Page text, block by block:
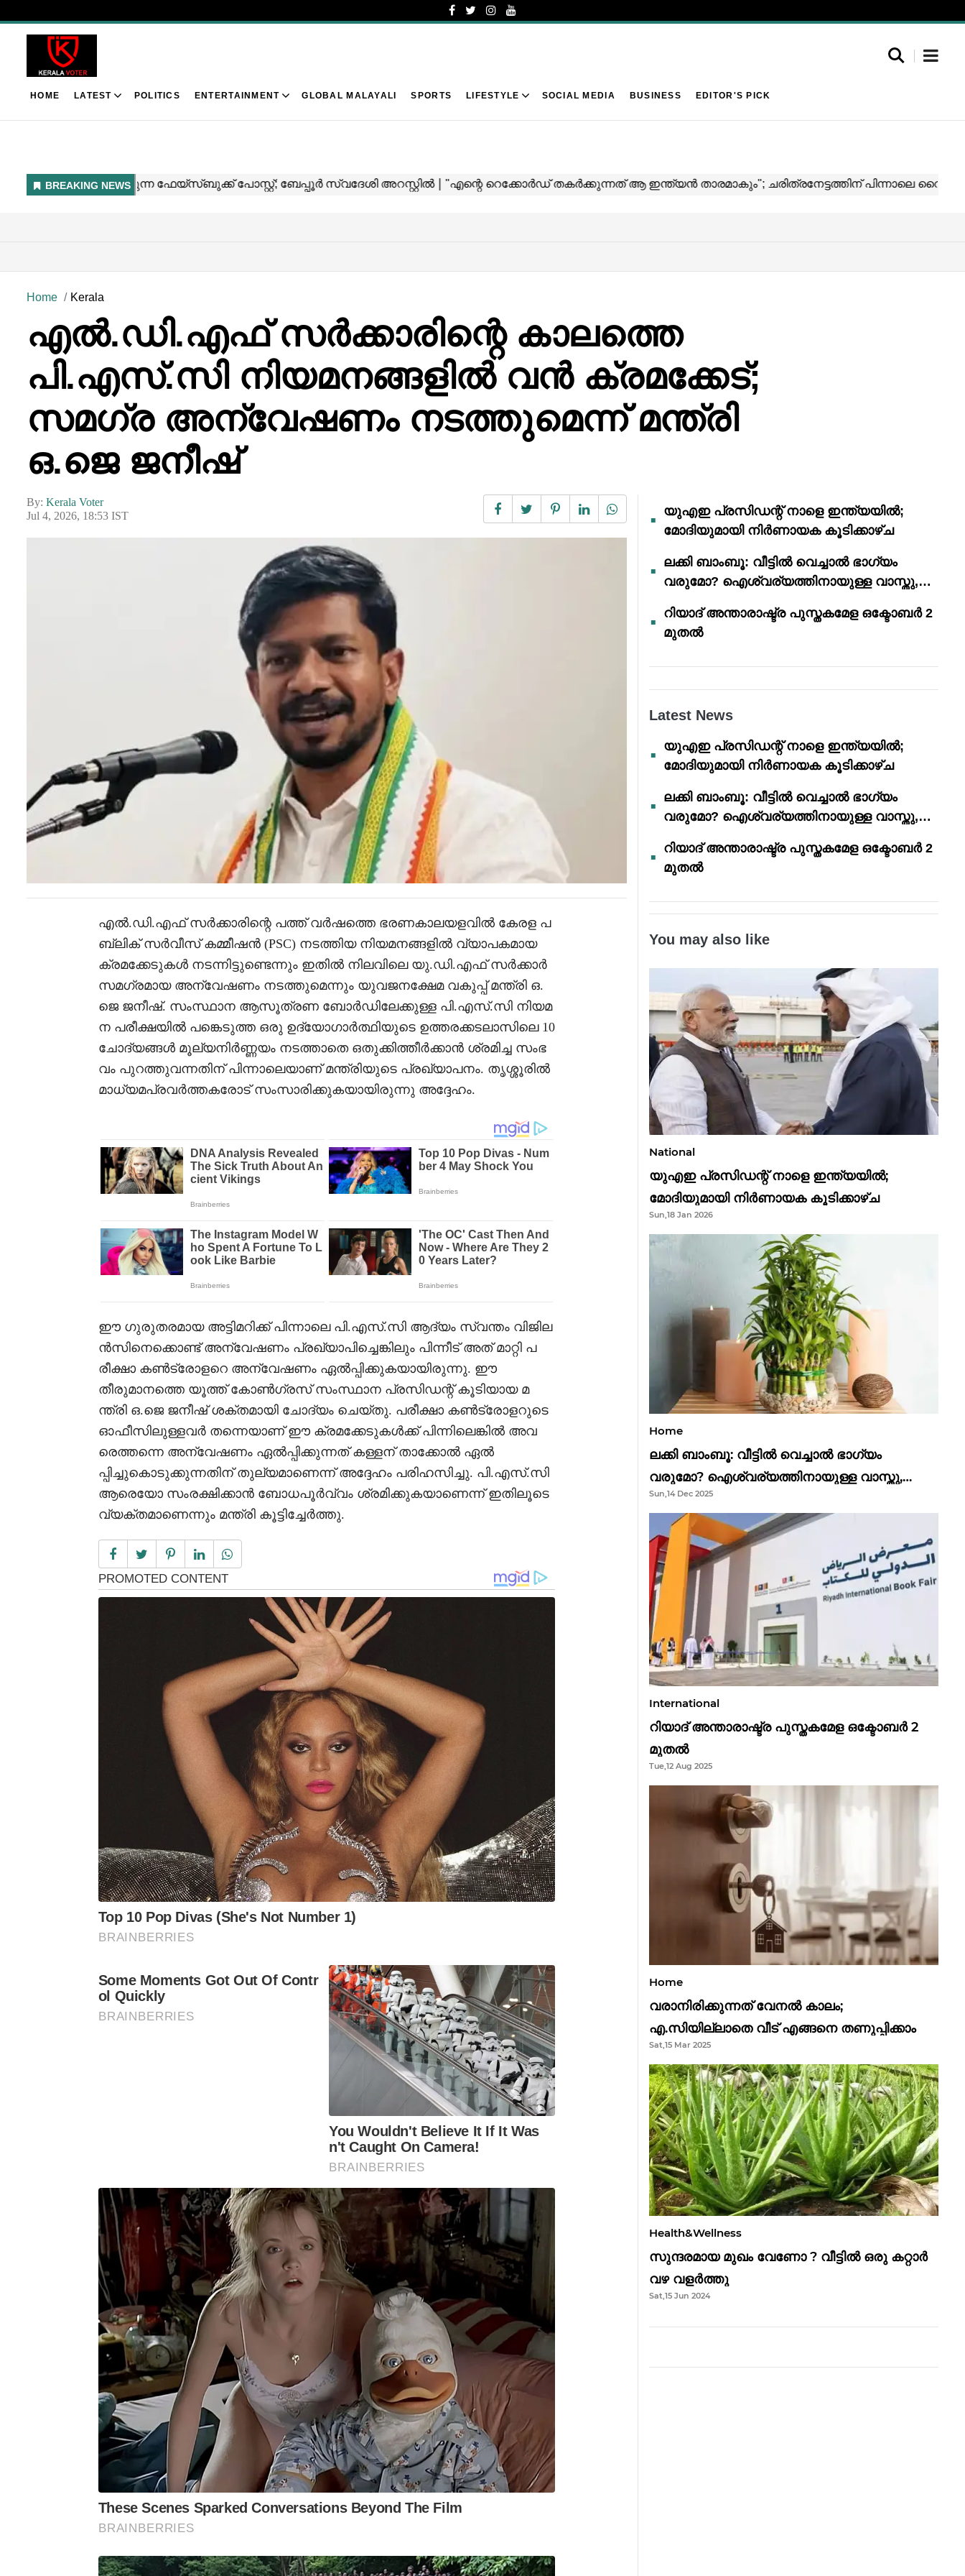
HOME LATEST POLITICS ENTERTAINMENT GLOBAL MALAYALI SPORTS LIFESTYLE SOCIAL MEDIA BUSINESS EDITOR'S PICK
Home Kerala
എൽ.ഡി.എഫ് സർക്കാരിന്റെ കാലത്തെ
പി.എസ്.സി നിയമനങ്ങളിൽ വൻ ക്രമക്കേട്;
സമഗ്ര അന്വേഷണം നടത്തുമെന്ന് മന്ത്രി
ഒ.ജെ ജനീഷ്
By: Kerala Voter
Jul 4, 2026, 18:53 IST
എൽ.ഡി.എഫ് സർക്കാരിന്റെ പത്ത് വർഷത്തെ ഭരണകാലയളവിൽ കേരള പ
ബ്ലിക് സർവീസ് കമ്മീഷൻ (PSC) നടത്തിയ നിയമനങ്ങളിൽ വ്യാപകമായ
ക്രമക്കേടുകൾ നടന്നിട്ടുണ്ടെന്നും ഇതിൽ നിലവിലെ യു.ഡി.എഫ് സർക്കാർ
സമഗ്രമായ അന്വേഷണം നടത്തുമെന്നും യുവജനക്ഷേമ വകുപ്പ് മന്ത്രി ഒ.
ജെ ജനീഷ്. സംസ്ഥാന ആസൂത്രണ ബോർഡിലേക്കുള്ള പി.എസ്.സി നിയമ
ന പരീക്ഷയിൽ പങ്കെടുത്ത ഒരു ഉദ്യോഗാർത്ഥിയുടെ ഉത്തരക്കടലാസിലെ 10
ചോദ്യങ്ങൾ മൂല്യനിർണ്ണയം നടത്താതെ ഒതുക്കിത്തീർക്കാൻ ശ്രമിച്ച സംഭ
വം പുറത്തുവന്നതിന് പിന്നാലെയാണ് മന്ത്രിയുടെ പ്രഖ്യാപനം. തൃശ്ശൂരിൽ
മാധ്യമപ്രവർത്തകരോട് സംസാരിക്കുകയായിരുന്നു അദ്ദേഹം.
ഈ ഗുരുതരമായ അട്ടിമറിക്ക് പിന്നാലെ പി.എസ്.സി ആദ്യം സ്വന്തം വിജില
ൻസിനെക്കൊണ്ട് അന്വേഷണം പ്രഖ്യാപിച്ചെങ്കിലും പിന്നീട് അത് മാറ്റി പ
രീക്ഷാ കൺട്രോളറെ അന്വേഷണം ഏൽപ്പിക്കുകയായിരുന്നു. ഈ
തീരുമാനത്തെ യൂത്ത് കോൺഗ്രസ് സംസ്ഥാന പ്രസിഡന്റ് കൂടിയായ മ
ന്ത്രി ഒ.ജെ ജനീഷ് ശക്തമായി ചോദ്യം ചെയ്തു. പരീക്ഷാ കൺട്രോളറുടെ
ഓഫീസിലുള്ളവർ തന്നെയാണ് ഈ ക്രമക്കേടുകൾക്ക് പിന്നിലെങ്കിൽ അവ
രെത്തന്നെ അന്വേഷണം ഏൽപ്പിക്കുന്നത് കള്ളന് താക്കോൽ ഏൽ
പ്പിച്ചുകൊടുക്കുന്നതിന് തുല്യമാണെന്ന് അദ്ദേഹം പരിഹസിച്ചു. പി.എസ്.സി
ആരെയോ സംരക്ഷിക്കാൻ ബോധപൂർവ്വം ശ്രമിക്കുകയാണെന്ന് ഇതിലൂടെ
വ്യക്തമാണെന്നും മന്ത്രി കൂട്ടിച്ചേർത്തു.
യുഎഇ പ്രസിഡന്റ് നാളെ ഇന്ത്യയിൽ;
മോദിയുമായി നിർണായക കൂടിക്കാഴ്ച
ലക്കി ബാംബൂ: വീട്ടിൽ വെച്ചാൽ ഭാഗ്യം
വരുമോ? ഐശ്വര്യത്തിനായുള്ള വാസ്തു,
റിയാദ് അന്താരാഷ്ട്ര പുസ്തകമേള ഒക്ടോബർ 2
മുതൽ
Latest News
യുഎഇ പ്രസിഡന്റ് നാളെ ഇന്ത്യയിൽ;
മോദിയുമായി നിർണായക കൂടിക്കാഴ്ച
ലക്കി ബാംബൂ: വീട്ടിൽ വെച്ചാൽ ഭാഗ്യം
വരുമോ? ഐശ്വര്യത്തിനായുള്ള വാസ്തു,
റിയാദ് അന്താരാഷ്ട്ര പുസ്തകമേള ഒക്ടോബർ 2
മുതൽ
You may also like
National
യുഎഇ പ്രസിഡന്റ് നാളെ ഇന്ത്യയിൽ;
മോദിയുമായി നിർണായക കൂടിക്കാഴ്ച
Sun,18 Jan 2026
Home
ലക്കി ബാംബൂ: വീട്ടിൽ വെച്ചാൽ ഭാഗ്യം
വരുമോ? ഐശ്വര്യത്തിനായുള്ള വാസ്തു,
ഫെങ് ഷൂയി വിശ്വാസങ്ങൾ
Sun,14 Dec 2025
International
റിയാദ് അന്താരാഷ്ട്ര പുസ്തകമേള ഒക്ടോബർ 2
മുതൽ
Tue,12 Aug 2025
Home
വരാനിരിക്കുന്നത് വേനൽ കാലം;
എ.സിയില്ലാതെ വീട് എങ്ങനെ തണുപ്പിക്കാം
Sat,15 Mar 2025
Health&Wellness
സുന്ദരമായ മുഖം വേണോ ? വീട്ടിൽ ഒരു കറ്റാർ
വഴ വളർത്തു
Sat,15 Jun 2024